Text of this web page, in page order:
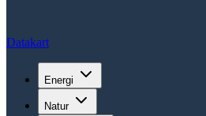
Datakart
Energi
Natur